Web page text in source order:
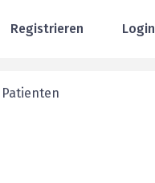
Registrieren Login